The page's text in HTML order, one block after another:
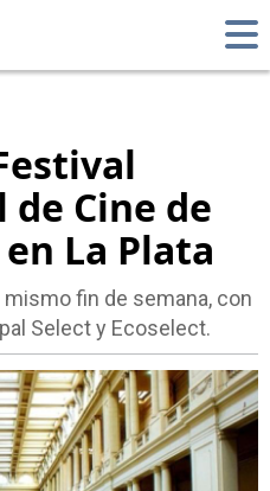
Cine de
La Plata
fin de semana, con
Select y Ecoselect.